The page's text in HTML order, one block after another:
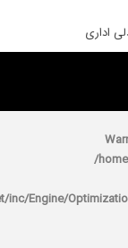
rocket/inc/